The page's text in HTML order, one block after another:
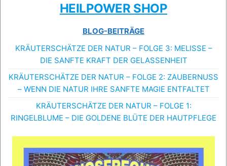
HEILPOWER SHOP
BLOG-BEITRÄGE
KRÄUTERSCHÄTZE DER NATUR – FOLGE 3: MELISSE –
DIE SANFTE KRAFT DER GELASSENHEIT
KRÄUTERSCHÄTZE DER NATUR – FOLGE 2: ZAUBERNUSS
– WENN DIE NATUR IHRE SANFTE MAGIE ENTFALTET
KRÄUTERSCHÄTZE DER NATUR – FOLGE 1:
RINGELBLUME – DIE GOLDENE BLÜTE DER HAUTPFLEGE